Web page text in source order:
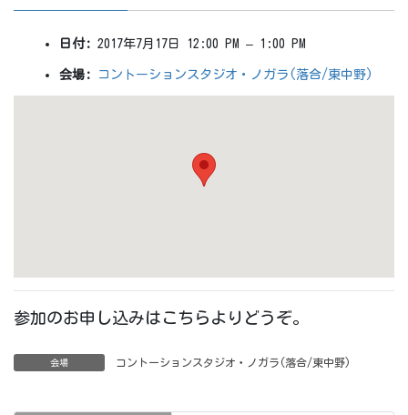
日付: 2017年7月17日 12:00 PM – 1:00 PM
会場: コントーションスタジオ・ノガラ(落合/東中野)
参加のお申し込みはこちらよりどうぞ。
会場 コントーションスタジオ・ノガラ(落合/東中野)